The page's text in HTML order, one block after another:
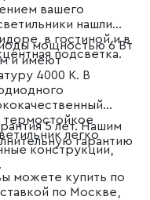
вашего
нашли
в гостиной и в
подсветка.
мощностью 6 Вт
и имеют
4000 К. В
термостойкое
легко
конструкции,
5 лет. Нашим
гарантию
можете купить по
по Москве,